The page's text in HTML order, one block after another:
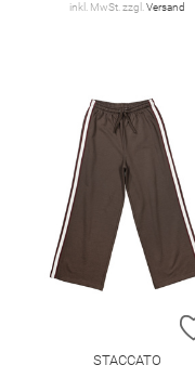
inkl. MwSt. zzgl. Versand
STACCATO